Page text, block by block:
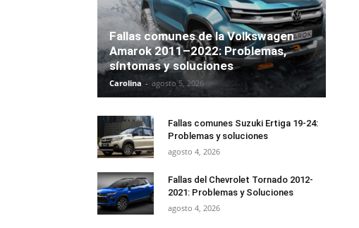
Fallas comunes de la Volkswagen
Amarok 2011–2022: Problemas,
síntomas y soluciones
Carolina - agosto 5, 2026
Fallas comunes Suzuki Ertiga 19-24:
Problemas y soluciones
agosto 4, 2026
Fallas del Chevrolet Tornado 2012-
2021: Problemas y Soluciones
agosto 4, 2026